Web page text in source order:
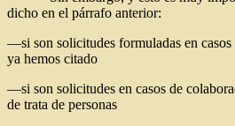
dicho en el párrafo anterior:
—si son solicitudes formuladas en
ya hemos citado
—si son solicitudes en casos de
de trata de personas